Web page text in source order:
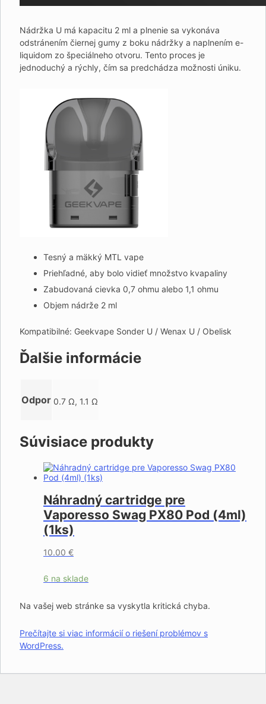
Nádržka U má kapacitu 2 ml a plnenie sa vykonáva
odstránením čiernej gumy z boku nádržky a naplnením e-
liquidom zo špeciálneho otvoru. Tento proces je
jednoduchý a rýchly, čím sa predchádza možnosti úniku.
Tesný a mäkký MTL vape
Priehľadné, aby bolo vidieť množstvo kvapaliny
Zabudovaná cievka 0,7 ohmu alebo 1,1 ohmu
Objem nádrže 2 ml
Kompatibilné: Geekvape Sonder U / Wenax U / Obelisk
Ďalšie informácie
Odpor 0.7 Ω, 1.1 Ω
Súvisiace produkty
Náhradný cartridge pre
Vaporesso Swag PX80 Pod (4ml)
(1ks)
10.00 €
6 na sklade
Na vašej web stránke sa vyskytla kritická chyba.
Prečítajte si viac informácií o riešení problémov s
WordPress.